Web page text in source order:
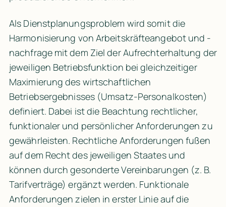
Als Dienstplanungsproblem wird somit die
Harmonisierung von Arbeitskräfteangebot und -
nachfrage mit dem Ziel der Aufrechterhaltung der
jeweiligen Betriebsfunktion bei gleichzeitiger
Maximierung des wirtschaftlichen
Betriebsergebnisses (Umsatz-Personalkosten)
definiert. Dabei ist die Beachtung rechtlicher,
funktionaler und persönlicher Anforderungen zu
gewährleisten. Rechtliche Anforderungen fußen
auf dem Recht des jeweiligen Staates und
können durch gesonderte Vereinbarungen (z. B.
Tarifverträge) ergänzt werden. Funktionale
Anforderungen zielen in erster Linie auf die